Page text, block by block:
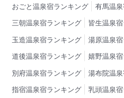
おごと温泉宿ランキング
有馬温
三朝温泉宿ランキング
皆生温泉
玉造温泉宿ランキング
湯原温泉
道後温泉宿ランキング
嬉野温泉
別府温泉宿ランキング
湯布院温
指宿温泉宿ランキング
乳頭温泉